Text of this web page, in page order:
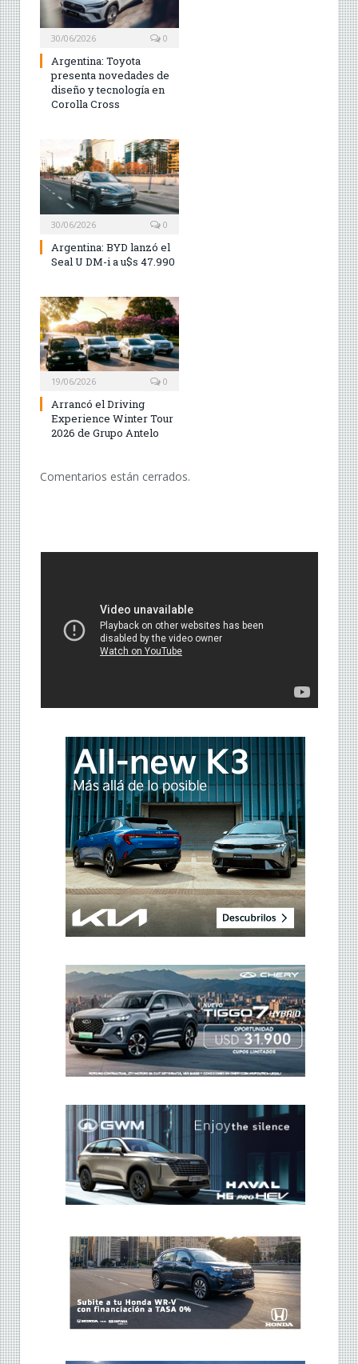
30/06/2026 0
Argentina: Toyota
presenta novedades de
diseño y tecnología en
Corolla Cross
30/06/2026 0
Argentina: BYD lanzó el
Seal U DM-i a u$s 47.990
19/06/2026 0
Arrancó el Driving
Experience Winter Tour
2026 de Grupo Antelo
Comentarios están cerrados.